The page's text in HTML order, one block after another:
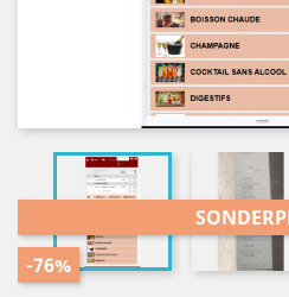
-76%